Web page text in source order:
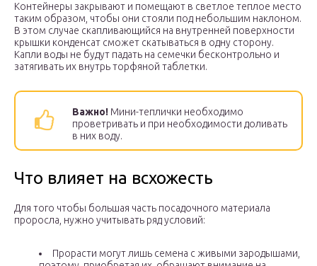
Контейнеры закрывают и помещают в светлое теплое место
таким образом, чтобы они стояли под небольшим наклоном.
В этом случае скапливающийся на внутренней поверхности
крышки конденсат сможет скатываться в одну сторону.
Капли воды не будут падать на семечки бесконтрольно и
затягивать их внутрь торфяной таблетки.
Важно! Мини-теплички необходимо
проветривать и при необходимости доливать
в них воду.
Что влияет на всхожесть
Для того чтобы большая часть посадочного материала
проросла, нужно учитывать ряд условий:
Прорасти могут лишь семена с живыми зародышами,